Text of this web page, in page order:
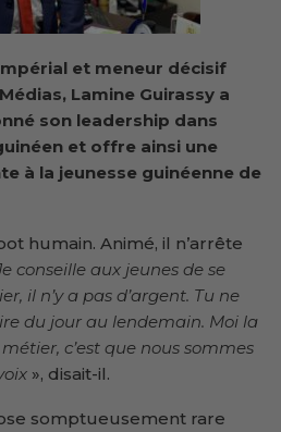
et meneur décisif
Lamine Guirassy a
son leadership dans
et offre ainsi une
à la jeunesse guinéenne de
humain. Animé, il n’arrête
conseille aux jeunes de se
il n’y a pas d’argent. Tu ne
du jour au lendemain. Moi la
c’est que nous sommes
», disait-il.
somptueusement rare